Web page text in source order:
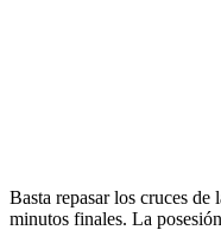
Basta repasar los cruces
minutos finales. La